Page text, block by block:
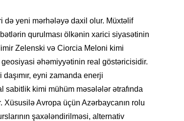
də yeni mərhələyə daxil olur. Müxtəlif
qurulması ölkənin xarici siyasətinin
Zelenski və Ciorcia Meloni kimi
geosiyasi əhəmiyyətinin real göstəricisidir.
eyni zamanda enerji
sabitlik kimi mühüm məsələlər ətrafında
Xüsusilə Avropa üçün Azərbaycanın rolu
şaxələndirilməsi, alternativ